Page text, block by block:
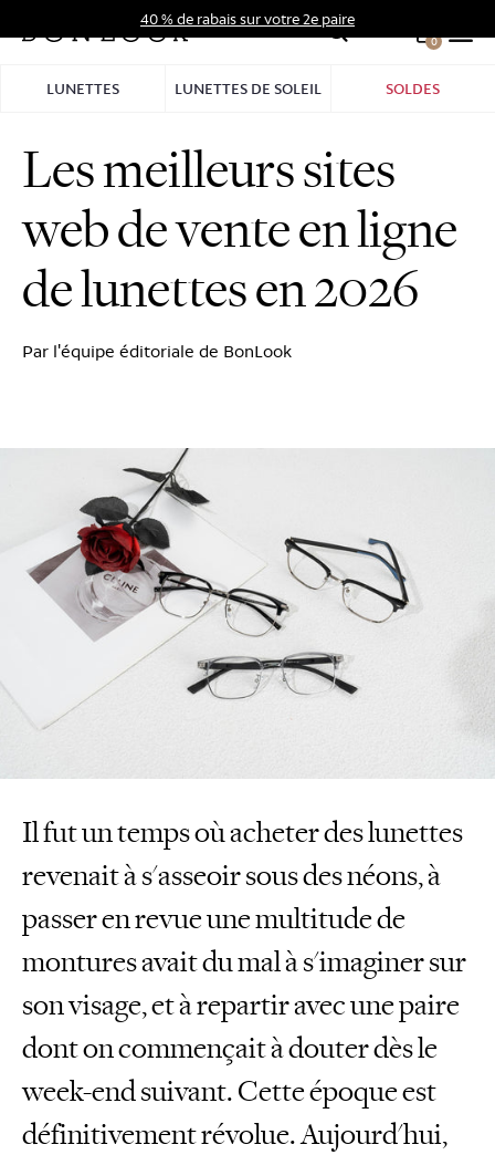
au
40 % de rabais sur votre 2e paire
0
LUNETTES LUNETTES DE SOLEIL SOLDES
Les meilleurs sites
web de vente en ligne
de lunettes en 2026
Par l'équipe éditoriale de BonLook
Il fut un temps où acheter des lunettes
revenait à s'asseoir sous des néons, à
passer en revue une multitude de
montures avait du mal à s'imaginer sur
son visage, et à repartir avec une paire
dont on commençait à douter dès le
week-end suivant. Cette époque est
définitivement révolue. Aujourd'hui,